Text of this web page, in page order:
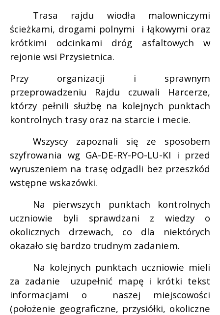
Trasa rajdu wiodła malowniczymi
ścieżkami, drogami polnymi
i łąkowymi oraz
krótkimi odcinkami dróg asfaltowych w
rejonie wsi Przysietnica.
Przy organizacji i sprawnym
przeprowadzeniu Rajdu czuwali Harcerze,
którzy pełnili służbę na kolejnych punktach
kontrolnych trasy oraz na starcie i mecie.
Wszyscy zapoznali się ze sposobem
szyfrowania wg GA-DE-RY-PO-LU-KI i przed
wyruszeniem na trasę odgadli bez przeszkód
wstępne wskazówki.
Na pierwszych punktach kontrolnych
uczniowie byli sprawdzani z wiedzy o
okolicznych drzewach, co dla niektórych
okazało się bardzo trudnym zadaniem.
Na kolejnych punktach uczniowie mieli
za zadanie
uzupełnić mapę i krótki tekst
informacjami o
naszej miejscowości
(położenie geograficzne, przysiółki, okoliczne